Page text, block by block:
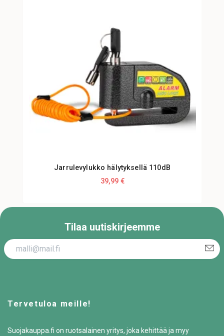
Jarrulevylukko hälytyksellä 110dB
39,99 €
Tilaa uutiskirjeemme
Tervetuloa meille!
Suojakauppa.fi on ruotsalainen yritys, joka kehittää ja myy